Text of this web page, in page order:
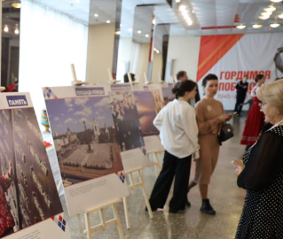
Балтикой
как
после